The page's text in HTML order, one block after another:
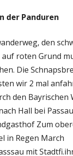
der Panduren
den
roten Grund
Die
wir 2 mal
den Bayrischen
Hall bei Passau
Zum
in Regen March
mit